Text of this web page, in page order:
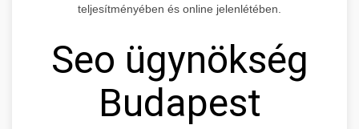
teljesítményében és online jelenlétében.
Seo ügynökség
Budapest